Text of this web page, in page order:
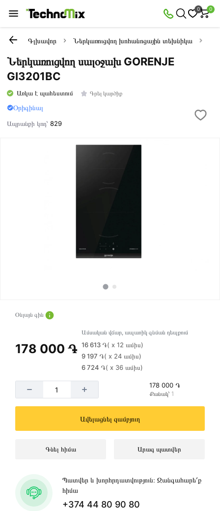
0 0
Գլխավոր Ներկառուցվող խոհանոցային տեխնիկա
Ներկառուցվող սալօջախ GORENJE
GI3201BC
Առկա է պահեստում Գրել կարծիք
Օրիգինալ
Ապրանքի կոդ՝829
Օնլայն գին
178 000 ֏
Ամսական վճար, ապառիկ գնման դեպքում
16 613 ֏( x 12 ամիս)
9 197 ֏( x 24 ամիս)
6 724 ֏( x 36 ամիս)
178 000 ֏
Քանակ՝ 1
Ավելացնել զամբյուղ
Գնել հիմա Արագ պատվեր
Պատվեր և խորհրդատվություն։ Զանգահարե՛ք
հիմա
+374 44 80 90 80